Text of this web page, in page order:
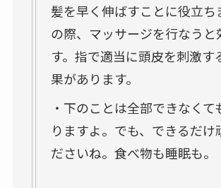
髪を早く伸ばすことに役立ち
の際、マッサージを行なうと
す。指で適当に頭皮を刺激す
果があります。
・下のことは全部できなくて
りますよ。でも、できるだけ
ださいね。食べ物も睡眠も。